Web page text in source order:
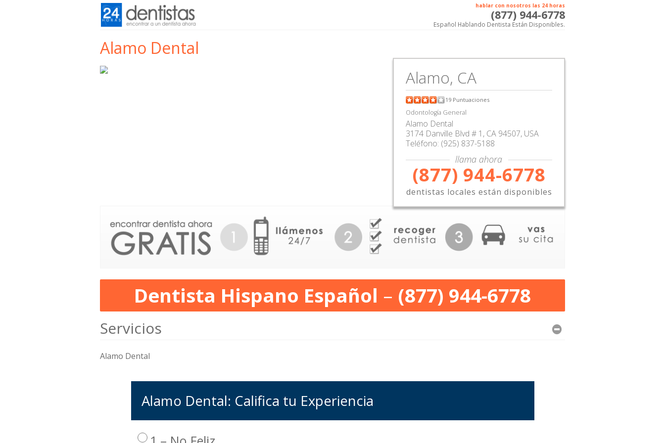
hablar con nosotros las 24 horas
(877) 944-6778
Español Hablando Dentista Están Disponibles.
Alamo Dental
Alamo, CA
19 Puntuaciones
Odontología General
Alamo Dental
3174 Danville Blvd # 1 , CA 94507, USA
Teléfono: (925) 837-5188
llama ahora
(877) 944-6778
dentistas locales están disponibles
Dentista Hispano Español – (877) 944-6778
Servicios
Alamo Dental
Alamo Dental: Califica tu Experiencia